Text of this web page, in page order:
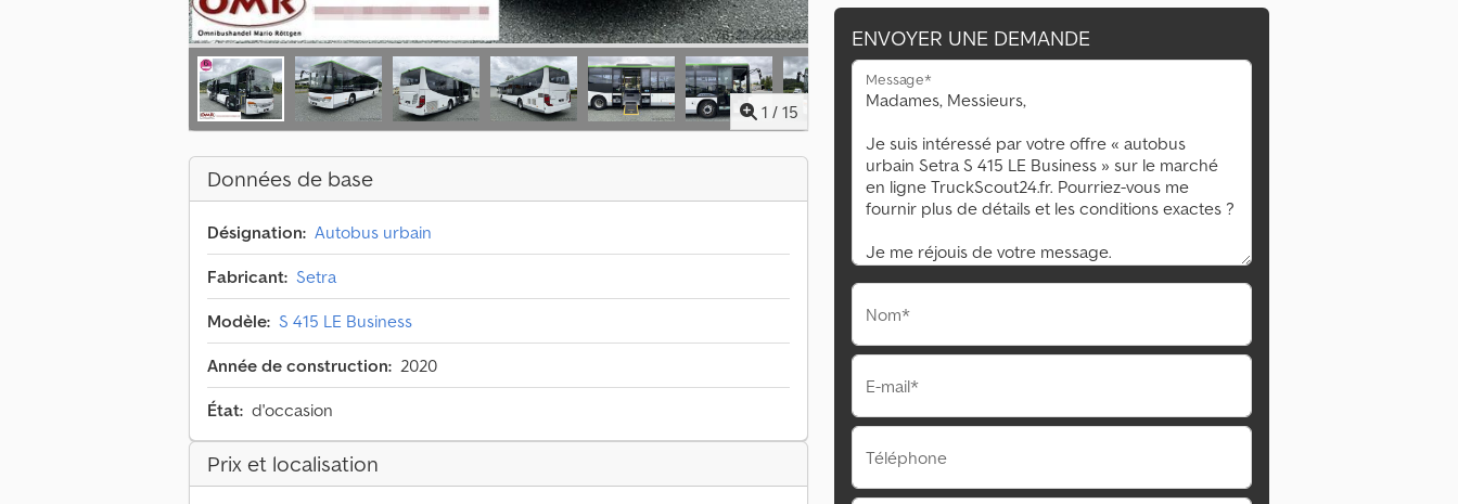
1 / 15
Données de base
Désignation: Autobus urbain
Fabricant: Setra
Modèle: S 415 LE Business
Année de construction: 2020
État: d'occasion
Prix et localisation
ENVOYER UNE DEMANDE
Message*
Nom*
E-mail*
Téléphone